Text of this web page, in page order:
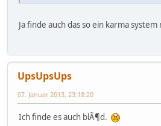
Ja finde auch das so ein karma
UpsUpsUps
07. Januar 2013, 23:18:20
Ich finde es auch blÃ¶d.